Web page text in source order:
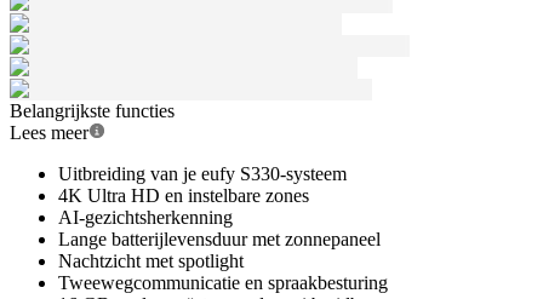
Belangrijkste functies
Lees meer
Uitbreiding van je eufy S330-systeem
4K Ultra HD en instelbare zones
AI-gezichtsherkenning
Lange batterijlevensduur met zonnepaneel
Nachtzicht met spotlight
Tweewegcommunicatie en spraakbesturing